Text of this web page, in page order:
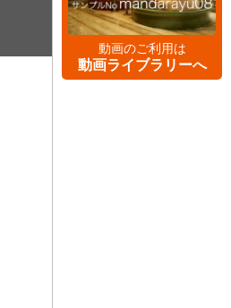
動画のご利用は
動画ライブラリーへ